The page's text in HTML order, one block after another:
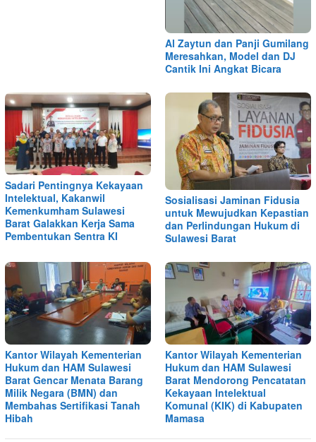
Al Zaytun dan Panji Gumilang
Meresahkan, Model dan DJ
Cantik Ini Angkat Bicara
Sadari Pentingnya Kekayaan
Intelektual, Kakanwil
Kemenkumham Sulawesi
Barat Galakkan Kerja Sama
Pembentukan Sentra KI
Sosialisasi Jaminan Fidusia
untuk Mewujudkan Kepastian
dan Perlindungan Hukum di
Sulawesi Barat
Kantor Wilayah Kementerian
Hukum dan HAM Sulawesi
Barat Gencar Menata Barang
Milik Negara (BMN) dan
Membahas Sertifikasi Tanah
Hibah
Kantor Wilayah Kementerian
Hukum dan HAM Sulawesi
Barat Mendorong Pencatatan
Kekayaan Intelektual
Komunal (KIK) di Kabupaten
Mamasa